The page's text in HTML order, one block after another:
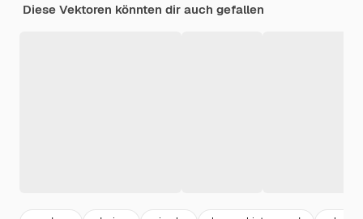
Diese Vektoren könnten dir auch gefallen